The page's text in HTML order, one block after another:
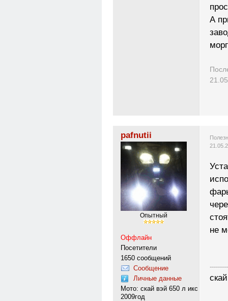
А
pafnutii
Опытный
Оффлайн
Посетители
1650 сообщений
Сообщение
Личные данные
Мото: скай вэй 650 л икс
2009год
не